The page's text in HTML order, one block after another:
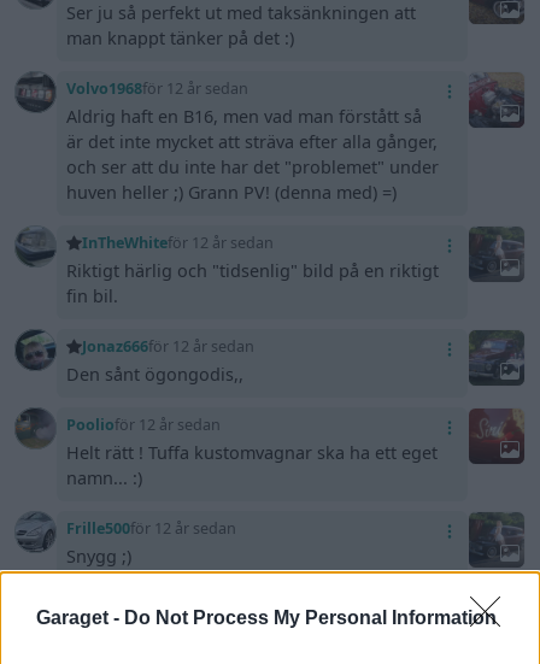
Garaget - Do Not Process My Personal Information
Ser ju så perfekt ut med taksänkningen att
man knappt tänker på det :)
Volvo1968för 12 år sedan
Aldrig haft en B16, men vad man förstått så
är det inte mycket att sträva efter alla gånger,
och ser att du inte har det "problemet" under
huven heller ;) Grann PV! (denna med) =)
InTheWhiteför 12 år sedan
Riktigt härlig och "tidsenlig" bild på en riktigt
fin bil.
Jonaz666för 12 år sedan
Den sånt ögongodis,,
Poolioför 12 år sedan
Helt rätt ! Tuffa kustomvagnar ska ha ett eget
namn... :)
Frille500för 12 år sedan
Snygg ;)
Poolio för 12 år sedan
...helrätt mekaniker ! :)